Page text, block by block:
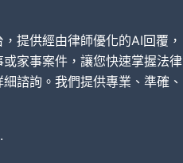
提供經由律師優化的AI回覆，
家事案件，讓您快速掌握法律
諮詢。我們提供專業、準確、